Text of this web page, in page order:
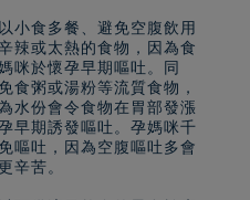
小食多餐、避免空腹飲用
辣或太熱的食物，因為食
咪於懷孕早期嘔吐。同
食粥或湯粉等流質食物，
水份會令食物在胃部發漲
早期誘發嘔吐。孕媽咪千
嘔吐，因為空腹嘔吐多會
辛苦。